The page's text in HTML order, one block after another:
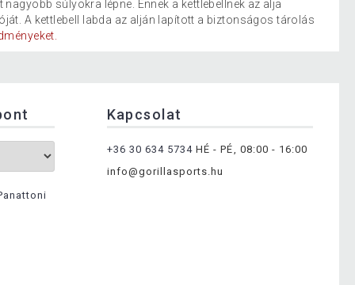
súlyokra lépne. Ennek a kettlebellnek az alja
A kettlebell labda az alján lapított a biztonságos tárolás
Kapcsolat
+36 30 634 5734 HÉ - PÉ, 08:00 - 16:00
info@gorillasports.hu